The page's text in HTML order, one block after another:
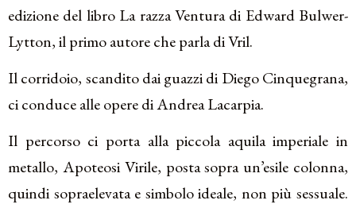
edizione del libro La razza Ventura di Edward Bulwer-
Lytton, il primo autore che parla di Vril.
Il corridoio, scandito dai guazzi di Diego Cinquegrana,
ci conduce alle opere di Andrea Lacarpia.
Il percorso ci porta alla piccola aquila imperiale in
metallo, Apoteosi Virile, posta sopra un’esile colonna,
quindi sopraelevata e simbolo ideale, non più sessuale.